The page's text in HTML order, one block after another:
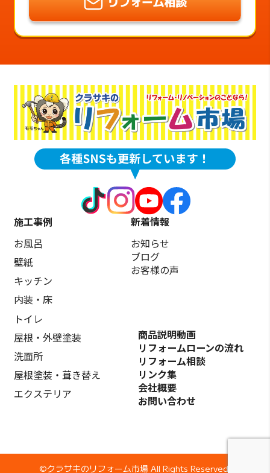
施工事例
お風呂
壁紙
キッチン
内装・床
トイレ
屋根・外壁塗装
洗面所
屋根塗装・葺き替え
エクステリア
新着情報
お知らせ
ブログ
お客様の声
商品説明動画
リフォームローンの流れ
リフォーム相談
リンク集
会社概要
お問い合わせ
©️クラサキのリフォーム市場 All Rights Reserved.